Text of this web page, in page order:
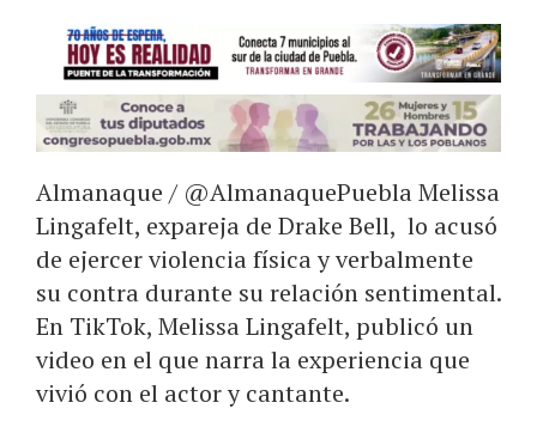
Almanaque / @AlmanaquePuebla Melissa
Lingafelt, expareja de Drake Bell, lo acusó
de ejercer violencia física y verbalmente
su contra durante su relación sentimental.
En TikTok, Melissa Lingafelt, publicó un
video en el que narra la experiencia que
vivió con el actor y cantante.